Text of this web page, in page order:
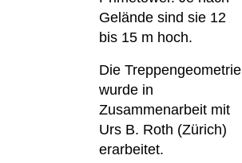
Gelände sind sie 12
bis 15 m hoch.
Die Treppengeometrie
wurde in
Zusammenarbeit mit
Urs B. Roth (Zürich)
erarbeitet.